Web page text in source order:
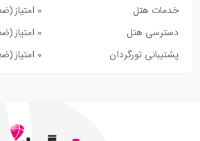
خدمات هتل
0 امتیاز
دسترسی هتل
0 امتیاز
پشتیبانی تورگردان
0 امتیاز